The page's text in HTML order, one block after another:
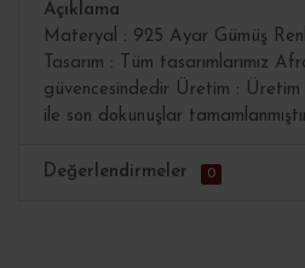
Açıklama
Materyal : 925 Ayar Gümüş
Tasarım : Tüm tasarımlarımız
güvencesindedir Üretim : Üretim
ile son dokunuşlar
Değerlendirmeler 0